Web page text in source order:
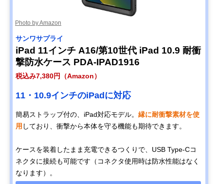
Photo by Amazon
サンワサプライ
iPad 11インチ A16/第10世代 iPad 10.9 耐衝
撃防水ケース PDA-IPAD1916
税込み7,380円（Amazon）
11・10.9インチのiPadに対応
簡易ストラップ付の、iPad対応モデル。 縁に耐衝撃素材を使
用 しており、衝撃から本体を守る機能も期待できます。
ケースを装着したまま充電できるつくりで、USB Type-Cコ
ネクタに接続も可能です（コネクタ使用時は防水性能はなく
なります）。